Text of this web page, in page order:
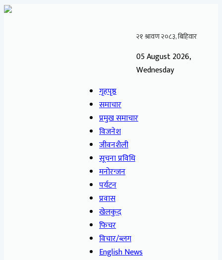
05 August 2026,
Wednesday
गृहपृष्ठ
समाचार
प्रमुख समाचार
विजनेश
जीवनशैली
सूचना प्रविधि
मनोरन्जन
पर्यटन
प्रवास
खेलकुद
फिचर
विचार/ब्लग
English News